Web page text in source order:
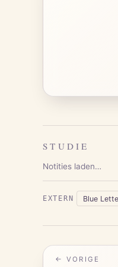
STUDIE
Notities laden…
EXTERN Blue
← VORIGE